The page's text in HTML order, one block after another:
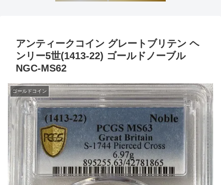
アンティークコイン グレートブリテン ヘ
ンリー5世(1413-22) ゴールドノーブル
NGC-MS62
ゴールドコイン